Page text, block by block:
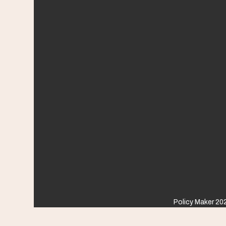
Policy Maker